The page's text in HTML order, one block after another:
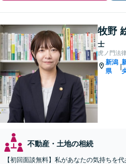
牧野
士
虎ノ門法
新潟
県
|
不動産・土地の相続
【初回面談無料】私があなたの気持ちを